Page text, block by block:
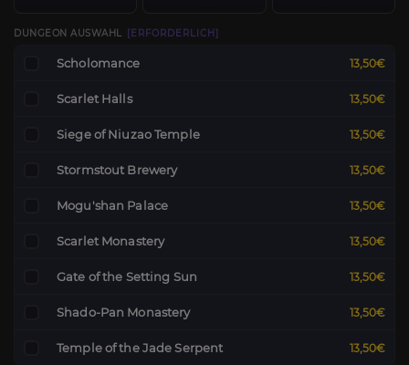
DUNGEON AUSWAHL [ERFORDERLICH]
Scholomance 13,50€
Scarlet Halls 13,50€
Siege of Niuzao Temple 13,50€
Stormstout Brewery 13,50€
Mogu'shan Palace 13,50€
Scarlet Monastery 13,50€
Gate of the Setting Sun 13,50€
Shado-Pan Monastery 13,50€
Temple of the Jade Serpent 13,50€